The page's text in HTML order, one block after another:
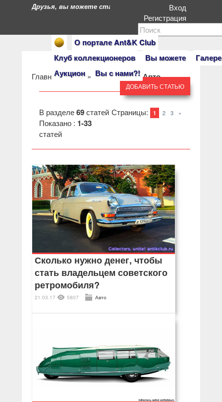
О портале Ant&K Club
Клуб коллекционеров
Вы можете
Аукцион
Вы с нами?!
Друзья, вы можете стать героями нашего портала.
Вход
Регистрация
Главная»Клуб » Темы Клуба» Авто
ДОБАВИТЬ СТАТЬЮ
В разделе69статей Страницы: 1 2 3 »
Показано : 1-33
статей
Сколько нужно денег, чтобы
стать владельцем советского
ретромобиля?
21.03.17 5807 Авто